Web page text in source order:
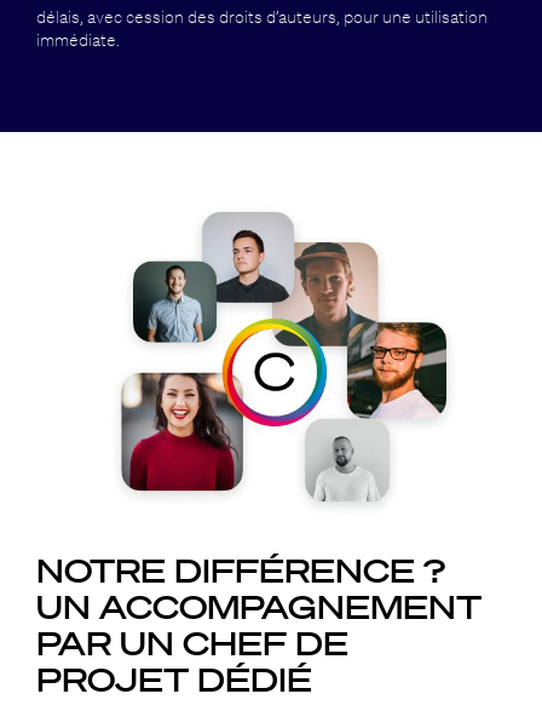
délais, avec cession des droits d’auteurs, pour une utilisation
immédiate.
NOTRE DIFFÉRENCE ?
UN ACCOMPAGNEMENT
PAR UN CHEF DE
PROJET DÉDIÉ